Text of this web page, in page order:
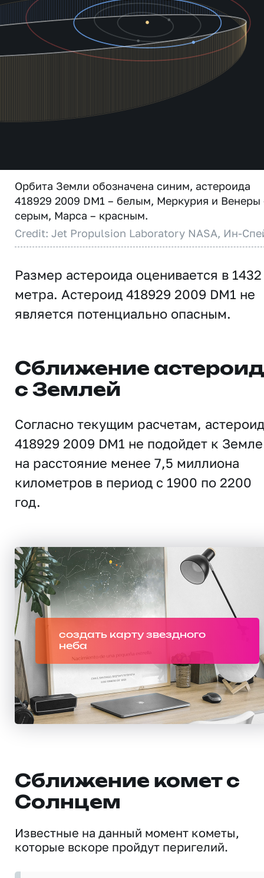
Орбита Земли обозначена синим, астероида
418929 2009 DM1 – белым, Меркурия и Венеры
серым, Марса – красным.
Credit: Jet Propulsion Laboratory NASA, Ин-
Размер астероида оценивается в 1432
метра. Астероид 418929 2009 DM1 не
является потенциально опасным.
Сближение
с Землей
Согласно текущим расчетам, астероид
418929 2009 DM1 не подойдет к Земле
на расстояние менее 7,5 миллиона
километров в период с 1900 по 2200
год.
создать карту звездного
неба
Сближение комет с
Солнцем
Известные на данный момент кометы,
которые вскоре пройдут перигелий.